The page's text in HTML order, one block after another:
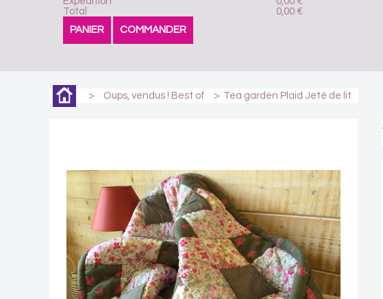
0,00 €
Total
PANIER
COMMANDER
> Oups, vendus ! Best of > Tea garden Plaid Jeté de lit